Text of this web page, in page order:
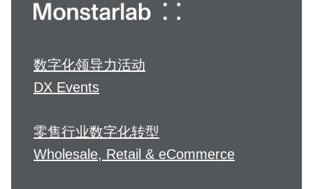
数字化领导力活动
DX Events
零售行业数字化转型
Wholesale, Retail & eCommerce